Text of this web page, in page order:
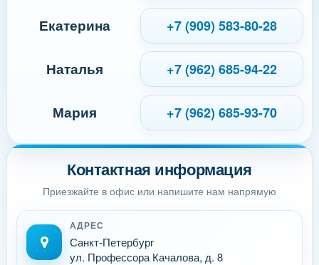
Контактная информация
Приезжайте в офис или напишите нам напрямую
АДРЕС
Санкт-Петербург
ул. Профессора Качалова, д. 8
Екатерина +7 (909) 583-80-28
Наталья +7 (962) 685-94-22
Мария +7 (962) 685-93-70